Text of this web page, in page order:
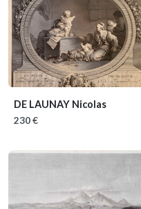
DE LAUNAY Nicolas
230 €